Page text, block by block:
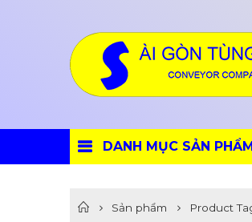
DANH MỤC SẢN
Sản phẩm Product